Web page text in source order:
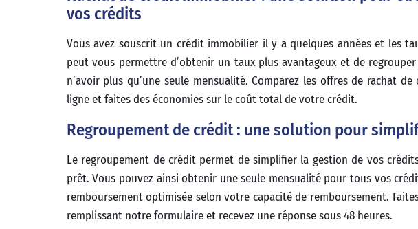
vos crédits
Vous avez souscrit un crédit immobilier il y a quelques années et les
peut vous permettre d’obtenir un taux plus avantageux et de
n’avoir plus qu’une seule mensualité. Comparez les offres de rachat
ligne et faites des économies sur le coût total de votre crédit.
Regroupement de crédit : une solution pour
Le regroupement de crédit permet de simplifier la gestion de vos
prêt. Vous pouvez ainsi obtenir une seule mensualité pour tous vos
remboursement optimisée selon votre capacité de remboursement.
remplissant notre formulaire et recevez une réponse sous 48 heures.